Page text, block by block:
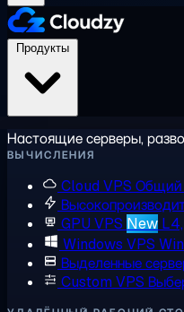
Настоящие серверы,
ВЫЧИСЛЕНИЯ
Cloud VPS Общий
GPU VPS New
Windows VPS
Выделенные
Custom VPS